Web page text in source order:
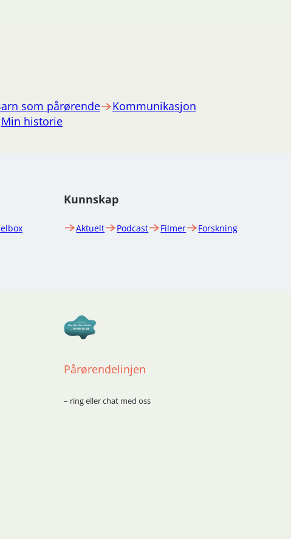
som pårørende
Kommunikasjon
Min historie
Kunnskap
Aktuelt Podcast Filmer Forskning
Pårørendelinjen
– ring eller chat med oss